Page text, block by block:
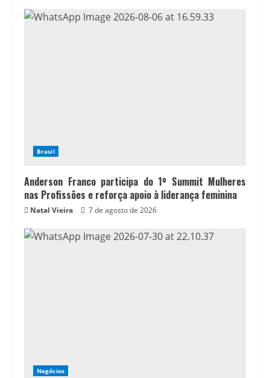
Brasil
Anderson Franco participa do 1º Summit Mulheres
nas Profissões e reforça apoio à liderança feminina
Natal Vieira 7 de agosto de 2026
Negócios